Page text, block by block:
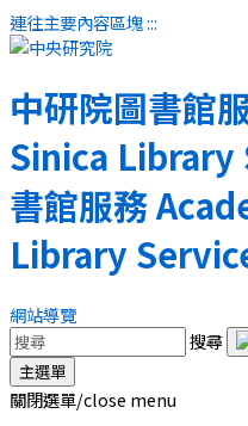
連往主要內容區塊:::
中研院圖書館
Sinica Library
書館服務
Library
網站導覽
搜尋
主選單
關閉選單/close menu